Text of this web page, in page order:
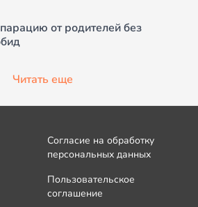
от родителей без
Читать еще
Согласие на обработку
персональных данных
Пользовательское
соглашение